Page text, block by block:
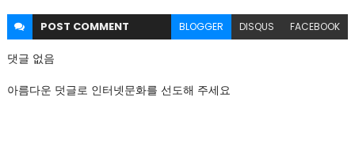
POST COMMENT BLOGGER DISQUS FACEBOOK
댓글 없음
아름다운 덧글로 인터넷문화를 선도해 주세요